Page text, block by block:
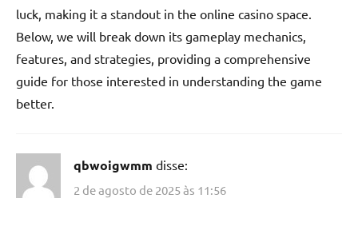
luck, making it a standout in the online casino space.
Below, we will break down its gameplay mechanics,
features, and strategies, providing a comprehensive
guide for those interested in understanding the game
better.
qbwoigwmm disse:
2 de agosto de 2025 às 11:56